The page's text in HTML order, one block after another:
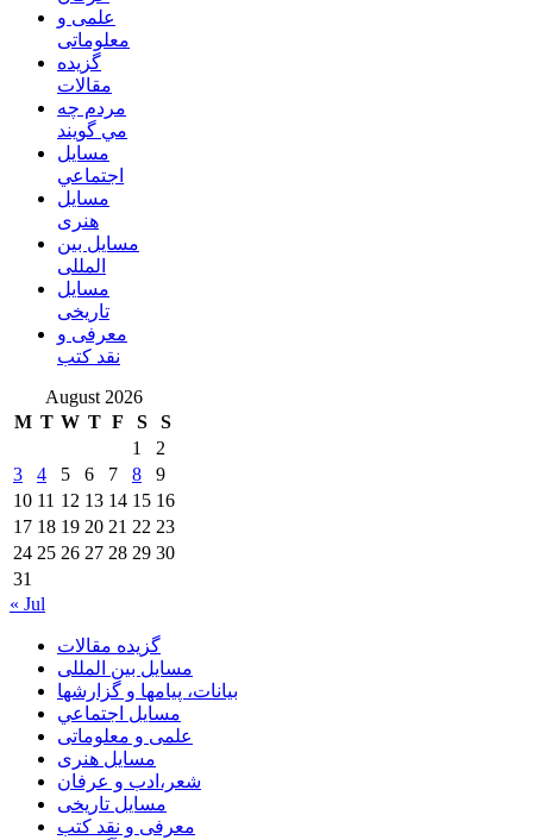
علمی و
معلوماتی
گزیده
مقالات
مردم چه
مي گويند
مسايل
اجتماعي
مسايل
هنری
مسایل بین
المللی
مسایل
تاریخی
معرفی و
نقد کتب
August 2026
M T W T F S
S
1
2
3
4 5 6 7 8
9
10 11 12 13 14 15 16
17 18 19 20 21 22 23
24 25 26 27 28 29 30
31
« Jul
گزیده مقالات
مسایل بین المللی
بیانات، پیامها و گزارشها
مسايل اجتماعي
علمی و معلوماتی
مسايل هنری
شعر،ادب و عرفان
مسایل تاریخی
معرفی و نقد کتب